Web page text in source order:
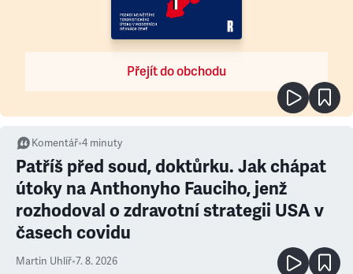
Přejít do obchodu
Komentář•4 minuty
Patříš před soud, doktůrku. Jak chápat
útoky na Anthonyho Fauciho, jenž
rozhodoval o zdravotní strategii USA v
časech covidu
Martin Uhlíř•7. 8. 2026